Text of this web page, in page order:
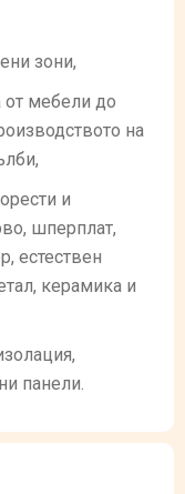
зони,
мебели до
на
и
шперплат,
естествен
керамика и
панели.